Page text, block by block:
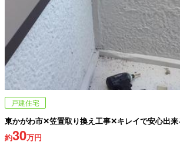
戸建住宅
東かがわ市✕笠置取り換え工事✕キレイで安心出来
約30万円